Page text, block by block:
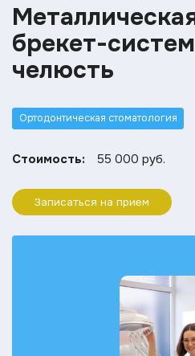
брекет-
челюсть
Ортодонтическая стоматология
Стоимость: 55 000 руб.
Записаться на прием